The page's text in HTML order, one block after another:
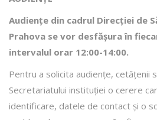
Audiențe din cadrul Direcţiei de
Prahova se vor desfăşura în
intervalul orar 12:00-14:00.
Pentru a solicita audienţe, cetăţenii
Secretariatului instituției o cerere
identificare, datele de contact şi o